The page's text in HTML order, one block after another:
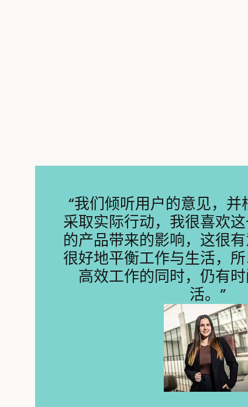
“我们倾听用户的意见，并
采取实际行动，我很喜欢
的产品带来的影响，这很
很好地平衡工作与生活，
高效工作的同时，仍有
活。”